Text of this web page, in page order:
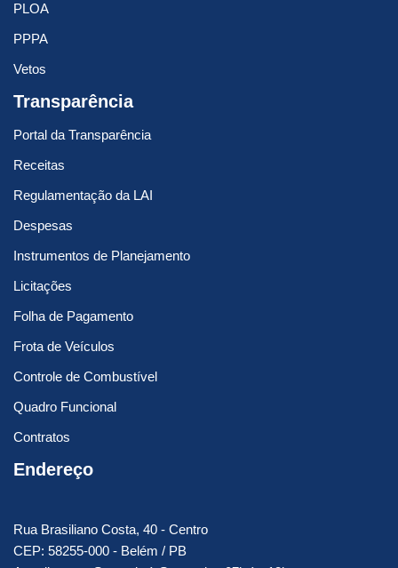
PLOA
PPPA
Vetos
Transparência
Portal da Transparência
Receitas
Regulamentação da LAI
Despesas
Instrumentos de Planejamento
Licitações
Folha de Pagamento
Frota de Veículos
Controle de Combustível
Quadro Funcional
Contratos
Endereço
Rua Brasiliano Costa, 40 - Centro
CEP: 58255-000 - Belém / PB